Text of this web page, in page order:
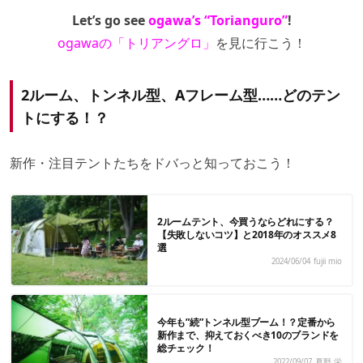
Let’s go seeogawa’s “Torianguro”!
ogawaの「トリアングロ」 を見に行こう！
2ルーム、トンネル型、Aフレーム型……どのテン
トにする！？
新作・注目テントたちをドバっと知っておこう！
2ルームテント、今買うならどれにする？
【失敗しないコツ】と2018年のオススメ8
選
2024/06/04 fujii mio
今年も”続”トンネル型ブーム！？定番から
新作まで、抑えておくべき10のブランドを
総チェック！